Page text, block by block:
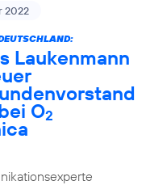
2022
Laukenmann
O2